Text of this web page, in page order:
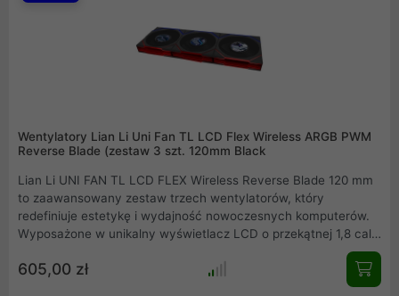
Wentylatory Lian Li Uni Fan TL LCD Flex Wireless ARGB PWM
Reverse Blade (zestaw 3 szt. 120mm Black
Lian Li UNI FAN TL LCD FLEX Wireless Reverse Blade 120 mm
to zaawansowany zestaw trzech wentylatorów, który
redefiniuje estetykę i wydajność nowoczesnych komputerów.
Wyposażone w unikalny wyświetlacz LCD o przekątnej 1,8 cala
nieskończoności, oferują niezrównane możliwości
personalizacji. Dzięki konstrukcji z odwróconymi łopatkami i
605,00 zł